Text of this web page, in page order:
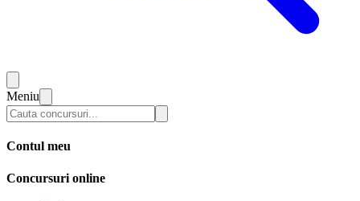
Meniu
Contul meu
Concursuri online